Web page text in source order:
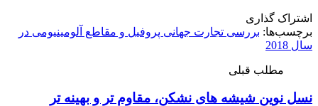
اشتراک گذاری
برچسب‌ها: بررسی تجارت جهانی پروفیل و مقاطع آلومینیومی در
سال 2018
مطلب قبلی
نسل نوین شیشه های نشکن، مقاوم تر و بهینه تر